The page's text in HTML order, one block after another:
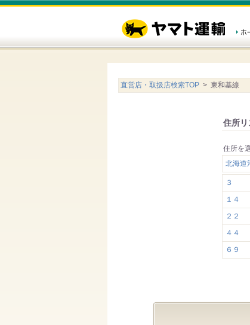
直営店・取扱店検索TOP > 東和基線
住所リ
住所を
北海道
３
１４
２２
４４
６９